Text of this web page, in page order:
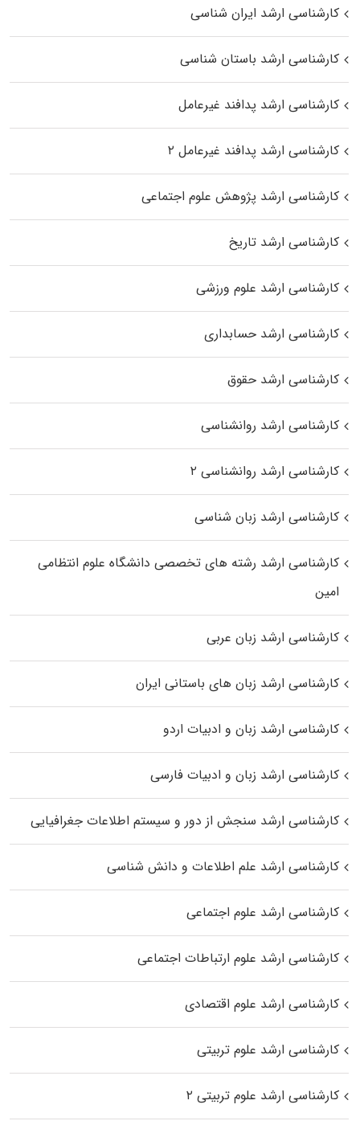
کارشناسی ارشد ایران شناسی
کارشناسی ارشد باستان شناسی
کارشناسی ارشد پدافند غیرعامل
کارشناسی ارشد پدافند غیرعامل ۲
کارشناسی ارشد پژوهش علوم اجتماعی
کارشناسی ارشد تاریخ
کارشناسی ارشد علوم ورزشی
کارشناسی ارشد حسابداری
کارشناسی ارشد حقوق
کارشناسی ارشد روانشناسی
کارشناسی ارشد روانشناسی ۲
کارشناسی ارشد زبان شناسی
کارشناسی ارشد رﺷﺘﻪ ﻫﺎی تخصصی داﻧﺸﮕﺎه ﻋﻠﻮم انتظامی
اﻣﻴﻦ
کارشناسی ارشد زبان عربی
کارشناسی ارشد زبان‌ های باستانی ایران
کارشناسی ارشد زبان و ادبیات اردو
کارشناسی ارشد زبان و ادبیات فارسی
کارشناسی ارشد سنجش از دور و سیستم اطلاعات جغرافیایی
کارشناسی ارشد علم اطلاعات و دانش شناسی
کارشناسی ارشد علوم اجتماعی
کارشناسی ارشد علوم ارتباطات اجتماعی
کارشناسی ارشد علوم اقتصادی
کارشناسی ارشد علوم تربیتی
کارشناسی ارشد علوم تربیتی ۲